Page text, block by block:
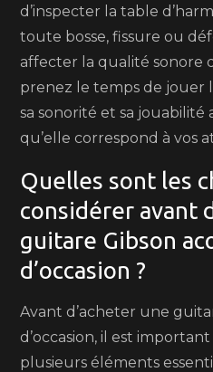
d’inspecter la table
toute bosse, fissure ou
affecter la qualité sonore
prenez le temps de jouer
sa sonorité et sa jouabilité
qu’elle correspond à vos
Quelles sont les
considérer avant
guitare Gibson
d’occasion ?
Avant d’acheter une
d’occasion, il est
plusieurs éléments